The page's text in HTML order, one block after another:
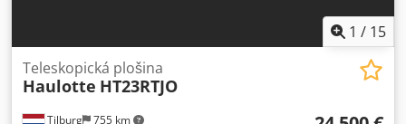
1 / 15
Tilburg 755 km
Teleskopická plošina
Haulotte HT23RTJO